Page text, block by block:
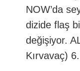
NOW’da
dizide flaş
değişiyor.
Kırvavaç)